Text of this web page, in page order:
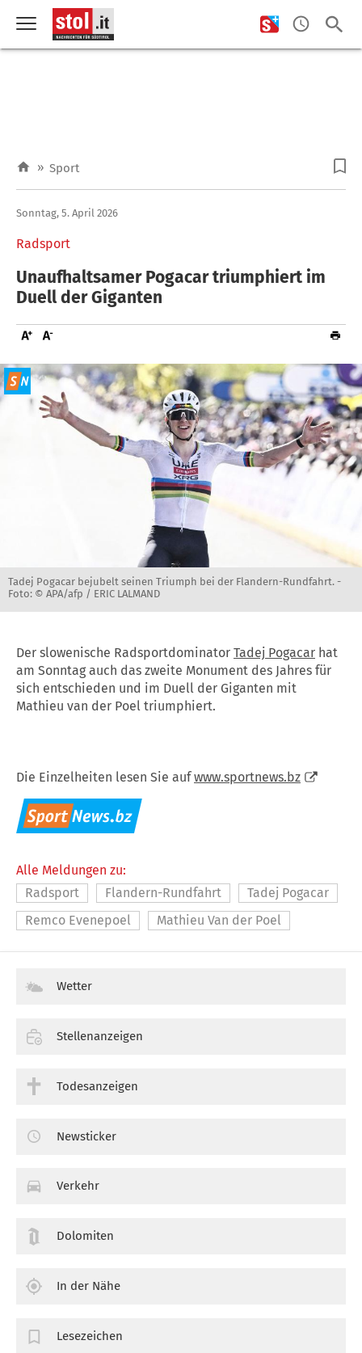
» Sport
Radsport
Sonntag, 5. April 2026
Unaufhaltsamer Pogacar triumphiert im
Duell der Giganten
Tadej Pogacar bejubelt seinen Triumph bei der Flandern-Rundfahrt. -
Foto: © APA/afp / ERIC LALMAND
Der slowenische Radsportdominator Tadej Pogacar hat
am Sonntag auch das zweite Monument des Jahres für
sich entschieden und im Duell der Giganten mit
Mathieu van der Poel triumphiert.
Die Einzelheiten lesen Sie aufwww.sportnews.bz
Alle Meldungen zu:
Radsport
Flandern-Rundfahrt
Tadej Pogacar
Remco Evenepoel
Mathieu Van der Poel
Wetter
Stellenanzeigen
Todesanzeigen
Newsticker
Verkehr
Dolomiten
In der Nähe
Lesezeichen